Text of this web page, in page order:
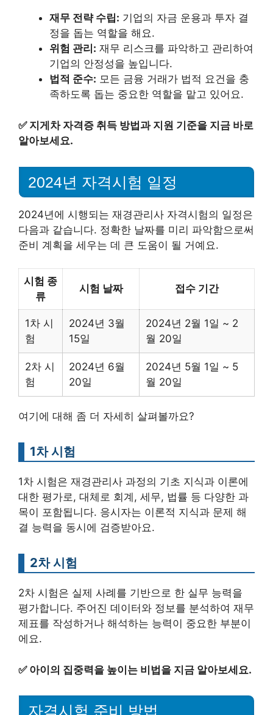
재무 전략 수립: 기업의 자금 운용과 투자 결
정을 돕는 역할을 해요.
위험 관리: 재무 리스크를 파악하고 관리하여
기업의 안정성을 높입니다.
법적 준수: 모든 금융 거래가 법적 요건을 충
족하도록 돕는 중요한 역할을 맡고 있어요.
✅ 지게차 자격증 취득 방법과 지원 기준을 지금 바로
알아보세요.
2024년 자격시험 일정
2024년에 시행되는 재경관리사 자격시험의 일정은
다음과 같습니다. 정확한 날짜를 미리 파악함으로써
준비 계획을 세우는 데 큰 도움이 될 거예요.
시험 종
류
시험 날짜 접수 기간
1차 시
험
2024년 3월
15일
2024년 2월 1일 ~ 2
월 20일
2차 시
험
2024년 6월
20일
2024년 5월 1일 ~ 5
월 20일
여기에 대해 좀 더 자세히 살펴볼까요?
1차 시험
1차 시험은 재경관리사 과정의 기초 지식과 이론에
대한 평가로, 대체로 회계, 세무, 법률 등 다양한 과
목이 포함됩니다. 응시자는 이론적 지식과 문제 해
결 능력을 동시에 검증받아요.
2차 시험
2차 시험은 실제 사례를 기반으로 한 실무 능력을
평가합니다. 주어진 데이터와 정보를 분석하여 재무
제표를 작성하거나 해석하는 능력이 중요한 부분이
에요.
✅ 아이의 집중력을 높이는 비법을 지금 알아보세요.
자격시험 준비 방법